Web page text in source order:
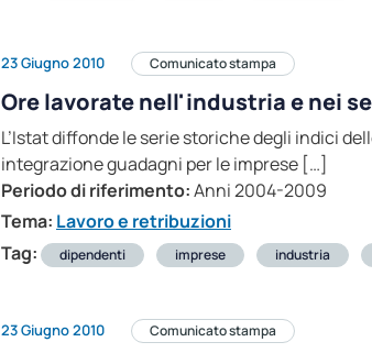
23 Giugno 2010 Comunicato stampa
Ore lavorate nell'industria e nei
L’Istat diffonde le serie storiche degli indici
integrazione guadagni per le imprese […]
Periodo di riferimento:Anni 2004-2009
Tema: Lavoro e retribuzioni
Tag:
dipendenti imprese industria
23 Giugno 2010 Comunicato stampa